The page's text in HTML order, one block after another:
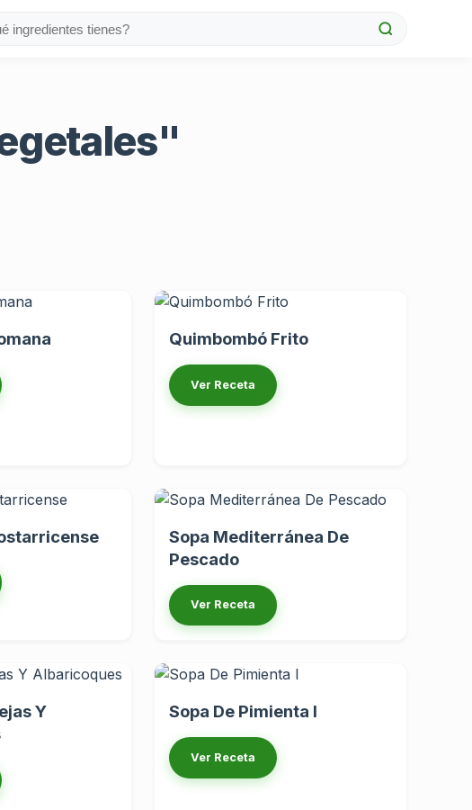
Quimbombó Frito
Ver Receta
Sopa Mediterránea De
Pescado
Ver Receta
Y
Sopa De Pimienta I
Ver Receta